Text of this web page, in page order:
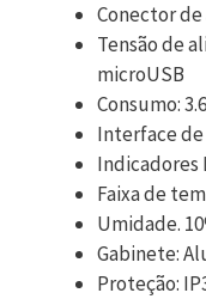
Conector de
Tensão de
microUSB
Consumo:
Interface
Indicadores
Faixa de
Umidade.
Gabinete:
Proteção: